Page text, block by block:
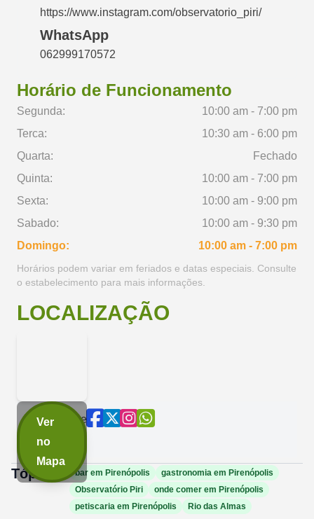
https://www.instagram.com/observatorio_piri/
WhatsApp
062999170572
Horário de Funcionamento
Segunda:
10:00 am - 7:00 pm
Terca:
10:30 am - 6:00 pm
Quarta:
Fechado
Quinta:
10:00 am - 7:00 pm
Sexta:
10:00 am - 9:00 pm
Sabado:
10:00 am - 9:30 pm
Domingo:
10:00 am - 7:00 pm
Horários podem variar em feriados e datas especiais. Consulte
o estabelecimento para mais informações.
LOCALIZAÇÃO
Ver
no
Mapa
Compartilhe
Tópicos: bar em Pirenópolis
gastronomia em Pirenópolis
Observatório Piri
onde comer em Pirenópolis
petiscaria em Pirenópolis
Rio das Almas